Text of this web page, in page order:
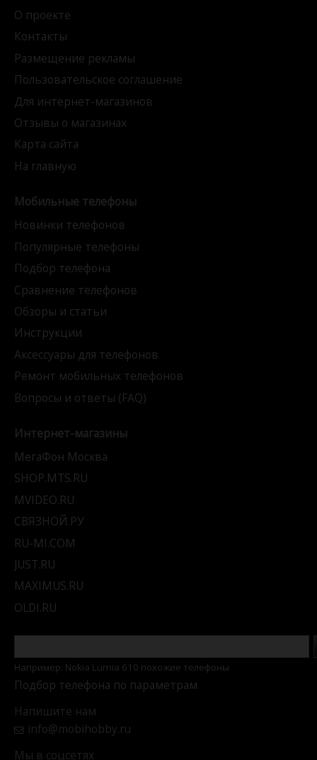
О проекте
Контакты
Размещение рекламы
Пользовательское соглашение
Для интернет-магазинов
Отзывы о магазинах
Карта сайта
На главную
Мобильные телефоны
Новинки телефонов
Популярные телефоны
Подбор телефона
Сравнение телефонов
Обзоры и статьи
Инструкции
Аксессуары для телефонов
Ремонт мобильных телефонов
Вопросы и ответы (FAQ)
Интернет-магазины
МегаФон Москва
SHOP.MTS.RU
MVIDEO.RU
СВЯЗНОЙ.РУ
RU-MI.COM
JUST.RU
MAXIMUS.RU
OLDI.RU
Например: Nokia Lumia 610 похожие телефоны
Подбор телефона по параметрам
Напишите нам
info@mobihobby.ru
Мы в соцсетях